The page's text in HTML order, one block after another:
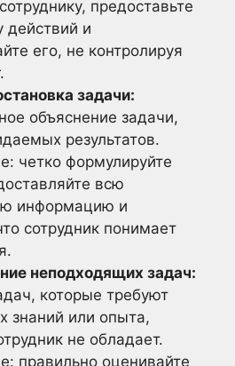
предоставьте
действий и
его, не контролируя
задачи:
объяснение задачи,
результатов.
четко формулируйте
всю
информацию и
сотрудник понимает
неподходящих задач:
которые требуют
знаний или опыта,
не обладает.
правильно оценивайте